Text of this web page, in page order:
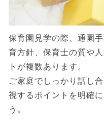
保育園見学の際、通園
育方針、保育士の質や
トが複数あります。
ご家庭でしっかり話し
視するポイントを明確
う。